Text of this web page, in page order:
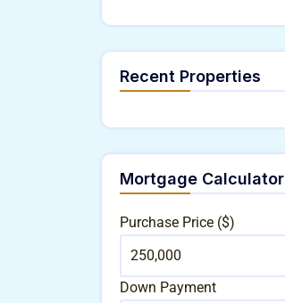
Recent Properties
Mortgage Calculator
Purchase Price ($)
Down Payment